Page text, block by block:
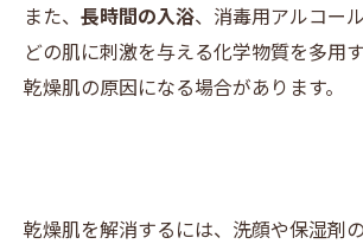
また、 長時間の入浴、消毒用アルコー
どの肌に刺激を与える化学物質を多用
乾燥肌の原因になる場合があります。
乾燥肌を解消するには、洗顔や保湿剤